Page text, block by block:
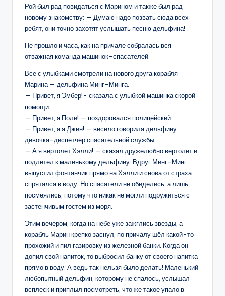
Рой был рад повидаться с Марином и также был рад
новому знакомству: — Думаю надо позвать сюда всех
ребят, они точно захотят услышать песню дельфина!
Не прошло и часа, как на причале собралась вся
отважная команда машинок-спасателей.
Все с улыбками смотрели на нового друга корабля
Марина — дельфина Минг-Минга.
— Привет, я Эмбер!- сказала с улыбкой машинка скорой
помощи.
— Привет, я Поли! — поздоровался полицейский.
— Привет, а я Джин! — весело говорила дельфину
девочка-диспетчер спасательной службы.
— А я вертолет Хэлли! — сказал дружелюбно вертолет и
подлетел к маленькому дельфину. Вдруг Минг-Минг
выпустил фонтанчик прямо на Хэлли и снова от страха
спрятался в воду. Но спасатели не обиделись, а лишь
посмеялись, потому что никак не могли подружиться с
застенчивым гостем из моря.
Этим вечером, когда на небе уже зажглись звезды, а
корабль Марин крепко заснул, по причалу шёл какой-то
прохожий и пил газировку из железной банки. Когда он
допил свой напиток, то выбросил банку от своего напитка
прямо в воду. А ведь так нельзя было делать! Маленький
любопытный дельфин, которому не спалось, услышал
всплеск и приплыл посмотреть, что же такое упало в